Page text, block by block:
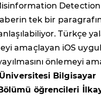
tek bir
Türkçe
amaçlayan iOS
önlemeyi
Bilgisayar
öğrencileri İlkay